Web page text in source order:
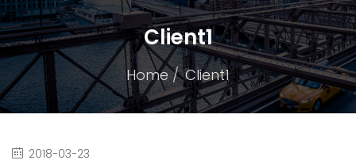
Client1
Home Client1
2018-03-23